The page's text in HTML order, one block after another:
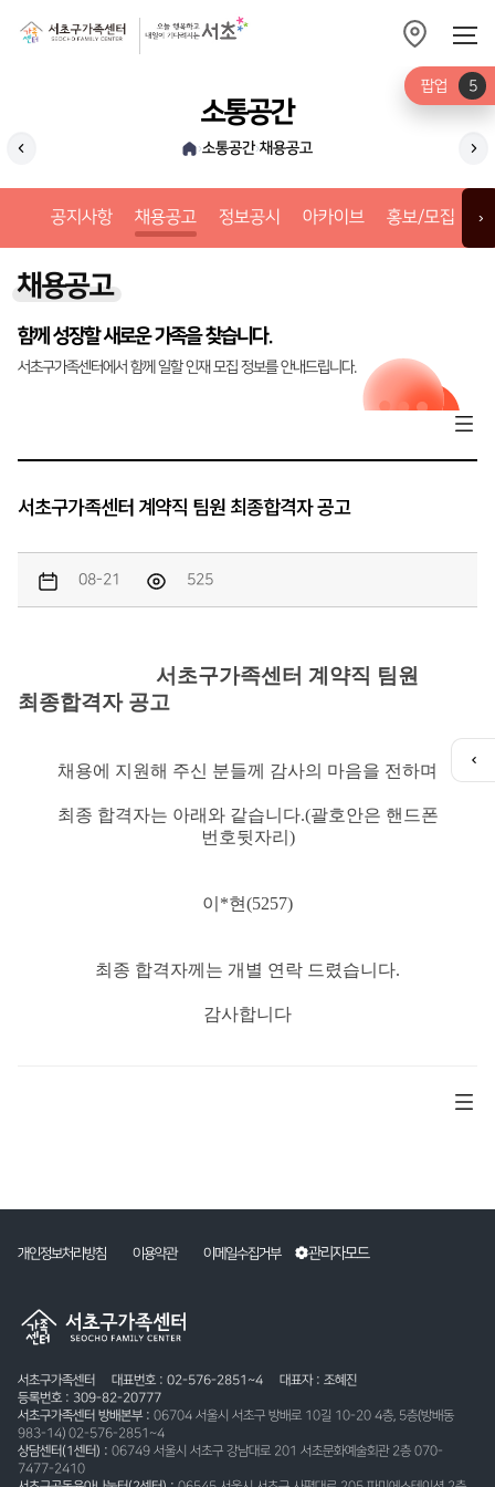
소통공간
공지사항 ›소통공간›채용공고 정
공지사항 채용공고 정보공시 아카이브 홍보/모집 ›
채용공고
함께 성장할 새로운 가족을 찾습니다.
서초구가족센터에서 함께 일할 인재 모집 정보를 안내드립니다.
서초구가족센터 계약직 팀원 최종합격자 공고
08-21 525
서초구가족센터 계약직 팀원
최종합격자 공고
채용에 지원해 주신 분들께 감사의 마음을 전하며
최종 합격자는 아래와 같습니다.(괄호안은 핸드폰
번호뒷자리 )
이*현(5257)
최종 합격자께는 개별 연락 드렸습니다.
감사합니다
개인정보처리방침 이용약관 이메일수집거부 관리자모드
서초구가족센터 대표번호 : 02-576-2851~4
대표자 : 조혜진
등록번호 : 309-82-20777
서초구가족센터 방배본부 : 06704 서울시 서초구 방배로 10길 10-20 4층, 5층(방배동
983-14) 02-576-2851~4
상담센터(1센터) : 06749 서울시 서초구 강남대로 201 서초문화예술회관 2층 070-
7477-2410
퀵
메
팝업 5